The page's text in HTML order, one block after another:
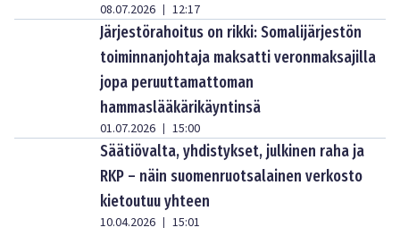
08.07.2026 | 12:17
Järjestörahoitus on rikki: Somalijärjestön
toiminnanjohtaja maksatti veronmaksajilla
jopa peruuttamattoman
hammaslääkärikäyntinsä
01.07.2026 | 15:00
Säätiövalta, yhdistykset, julkinen raha ja
RKP – näin suomenruotsalainen verkosto
kietoutuu yhteen
10.04.2026 | 15:01